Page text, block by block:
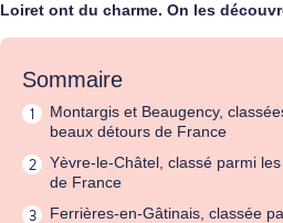
Loiret ont du charme. On les
Sommaire
Montargis et Beaugency,
beaux détours de France
Yèvre-le-Châtel, classé parmi
de France
Ferrières-en-Gâtinais, classée